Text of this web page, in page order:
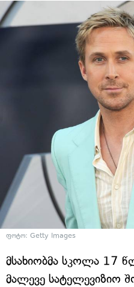
ფოტო: Getty Images
მსახიობმა სკოლა 17
მალევე სატელევიზიო